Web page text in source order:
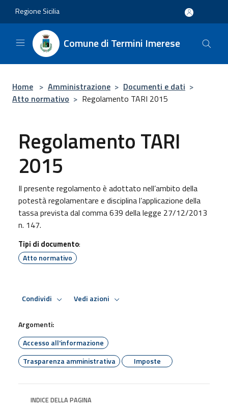
Regione Sicilia
Comune di Termini Imerese
Home > Amministrazione > Documenti e dati >
Atto normativo > Regolamento TARI 2015
Regolamento TARI
2015
Il presente regolamento è adottato nell’ambito della
potestà regolamentare e disciplina l’applicazione della
tassa prevista dal comma 639 della legge 27/12/2013
n. 147.
Tipi di documento:
Atto normativo
Condividi Vedi azioni
Argomenti:
Accesso all'informazione
Trasparenza amministrativa
Imposte
INDICE DELLA PAGINA